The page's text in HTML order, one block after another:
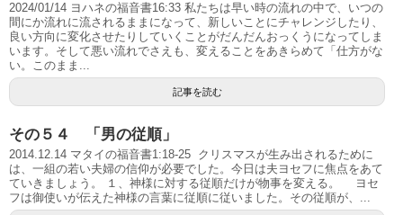
2024/01/14 ヨハネの福音書16:33 私たちは早い時の流れの中で、いつの
間にか流れに流されるままになって、新しいことにチャレンジしたり、
良い方向に変化させたりしていくことがだんだんおっくうになってしま
います。そして悪い流れでさえも、変えることをあきらめて「仕方がな
い。このまま...
記事を読む
その５４ 「男の従順」
2014.12.14 マタイの福音書1:18-25 クリスマスが生み出されるために
は、一組の若い夫婦の信仰が必要でした。今日は夫ヨセフに焦点をあて
ていきましょう。 １、神様に対する従順だけが物事を変える。 ヨセ
フは御使いが伝えた神様の言葉に従順に従いました。その従順が、...